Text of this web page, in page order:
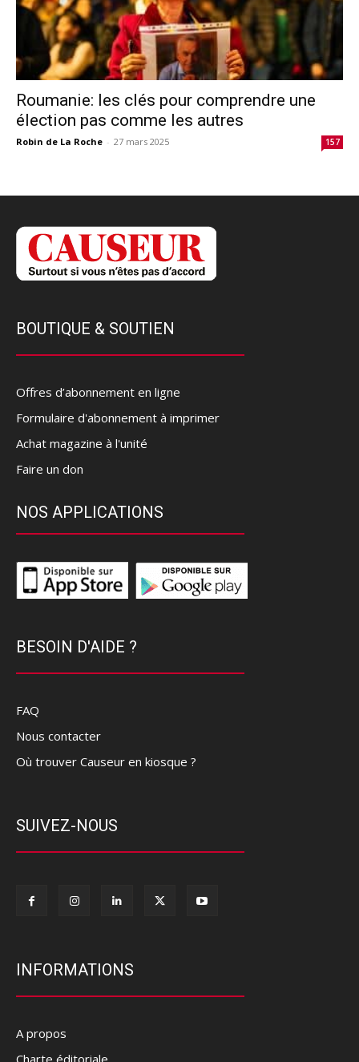
Roumanie: les clés pour comprendre une
élection pas comme les autres
Robin de La Roche - 27 mars 2025 157
BOUTIQUE & SOUTIEN
Offres d’abonnement en ligne
Formulaire d'abonnement à imprimer
Achat magazine à l'unité
Faire un don
NOS APPLICATIONS
BESOIN D'AIDE ?
FAQ
Nous contacter
Où trouver Causeur en kiosque ?
SUIVEZ-NOUS
INFORMATIONS
A propos
Charte éditoriale